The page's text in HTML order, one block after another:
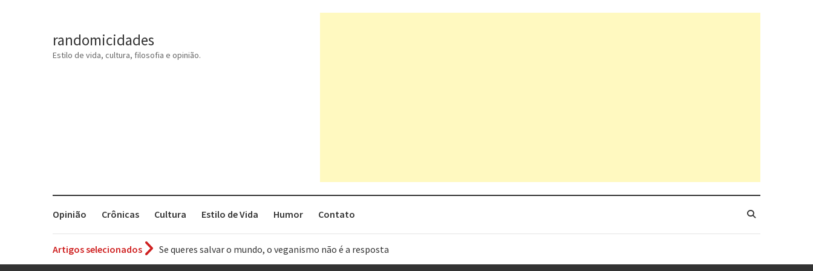
randomicidades
Estilo de vida, cultura, filosofia e opinião.
Opinião Crônicas Cultura Estilo de Vida Humor Contato
Artigos selecionados
Tem que filmar isso daí